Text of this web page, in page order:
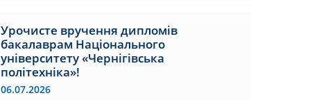
Урочисте вручення дипломів
бакалаврам Національного
університету «Чернігівська
політехніка»!
06.07.2026